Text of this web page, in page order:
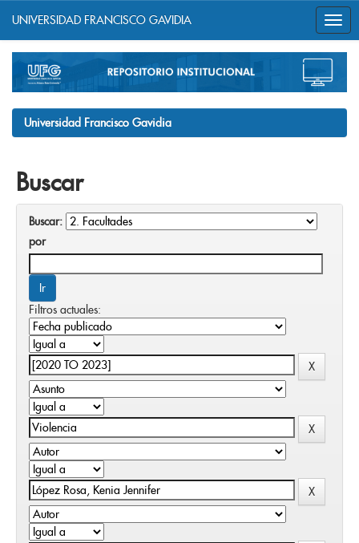
navigation
UNIVERSIDAD FRANCISCO GAVIDIA
Universidad Francisco Gavidia
Buscar
Buscar:
por
Filtros actuales: